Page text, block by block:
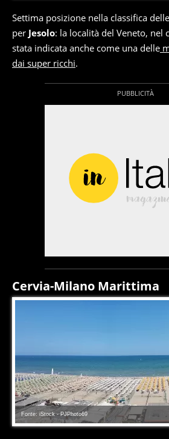
Settima posizione nella classifica
per Jesolo: la località del Veneto, nel
stata indicata anche come una delle
dai super ricchi.
Cervia-Milano Marittima
Fonte: iStock - PJPhoto69